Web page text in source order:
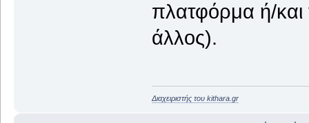
πλατφόρμα ή/και
άλλος).
Διαχειριστής του kithara.gr